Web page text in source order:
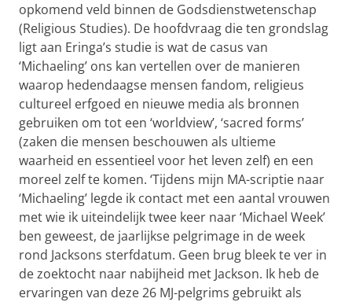
opkomend veld binnen de Godsdienstwetenschap
(Religious Studies). De hoofdvraag die ten grondslag
ligt aan Eringa’s studie is wat de casus van
‘Michaeling’ ons kan vertellen over de manieren
waarop hedendaagse mensen fandom, religieus
cultureel erfgoed en nieuwe media als bronnen
gebruiken om tot een ‘worldview’, ‘sacred forms’
(zaken die mensen beschouwen als ultieme
waarheid en essentieel voor het leven zelf) en een
moreel zelf te komen. ‘Tijdens mijn MA-scriptie naar
‘Michaeling’ legde ik contact met een aantal vrouwen
met wie ik uiteindelijk twee keer naar ‘Michael Week’
ben geweest, de jaarlijkse pelgrimage in de week
rond Jacksons sterfdatum. Geen brug bleek te ver in
de zoektocht naar nabijheid met Jackson. Ik heb de
ervaringen van deze 26 MJ-pelgrims gebruikt als